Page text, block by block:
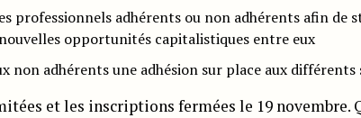
professionnels adhérents ou non adhérents afin de
opportunités capitalistiques entre eux
non adhérents une adhésion sur place aux différents
et les inscriptions fermées le 19 novembre.